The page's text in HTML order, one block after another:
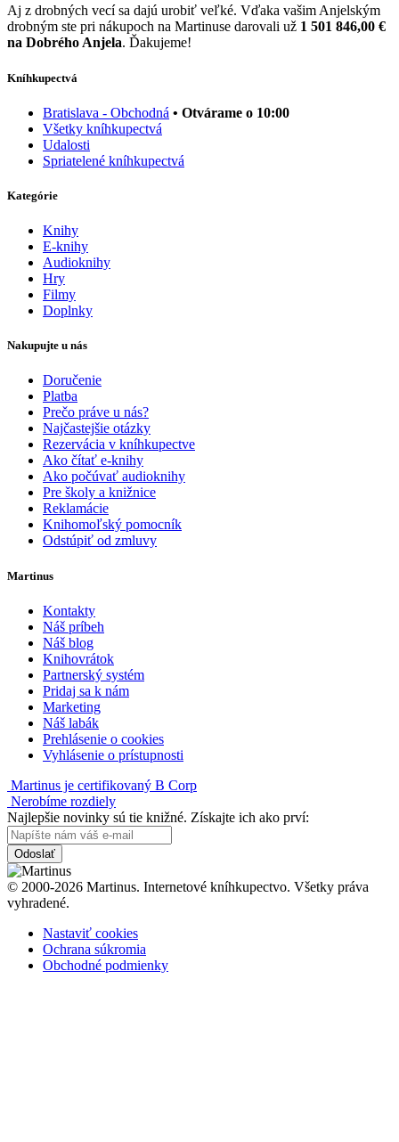
Aj z drobných vecí sa dajú urobiť veľké. Vďaka vašim Anjelským
drobným ste pri nákupoch na Martinuse darovali už 1 501 846,00 €
na Dobrého Anjela. Ďakujeme!
Kníhkupectvá
Bratislava - Obchodná • Otvárame o 10:00
Všetky kníhkupectvá
Udalosti
Spriatelené kníhkupectvá
Kategórie
Knihy
E-knihy
Audioknihy
Hry
Filmy
Doplnky
Nakupujte u nás
Doručenie
Platba
Prečo práve u nás?
Najčastejšie otázky
Rezervácia v kníhkupectve
Ako čítať e-knihy
Ako počúvať audioknihy
Pre školy a knižnice
Reklamácie
Knihomoľský pomocník
Odstúpiť od zmluvy
Martinus
Kontakty
Náš príbeh
Náš blog
Knihovrátok
Partnerský systém
Pridaj sa k nám
Marketing
Náš labák
Prehlásenie o cookies
Vyhlásenie o prístupnosti
Martinus je certifikovaný B Corp
Nerobíme rozdiely
Najlepšie novinky sú tie knižné. Získajte ich ako prví:
Odoslať
© 2000-2026 Martinus. Internetové kníhkupectvo. Všetky práva
vyhradené.
Nastaviť cookies
Ochrana súkromia
Obchodné podmienky